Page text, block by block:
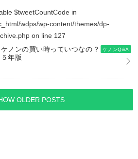
$tweetCountCode in
wdps/wp-content/themes/dp-
on line 127
ケノンQ&A
ノンの買い時っていつなの？
年版
OLDER POSTS